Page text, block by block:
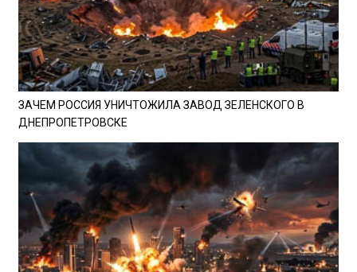
ЗАЧЕМ РОССИЯ УНИЧТОЖИЛА ЗАВОД ЗЕЛЕНСКОГО В
ДНЕПРОПЕТРОВСКЕ